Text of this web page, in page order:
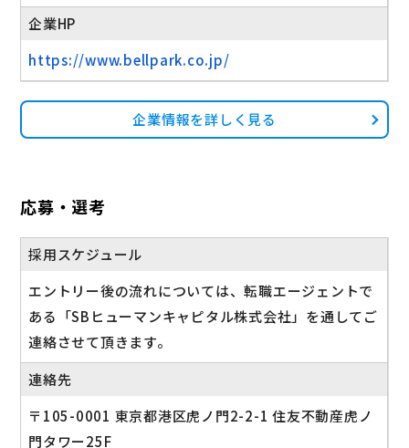
企業HP
https://www.bellpark.co.jp/
企業情報を詳しく見る
応募・選考
採用スケジュール
エントリー後の流れについては、転職エージェントで
ある「SBヒューマンキャピタル株式会社」を通してご
連絡させて頂きます。
連絡先
〒105-0001 東京都港区虎ノ門2-2-1 住友不動産虎ノ
門タワー25F